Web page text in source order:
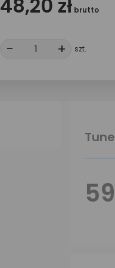
48,20 zł brutto
- + +
szt.